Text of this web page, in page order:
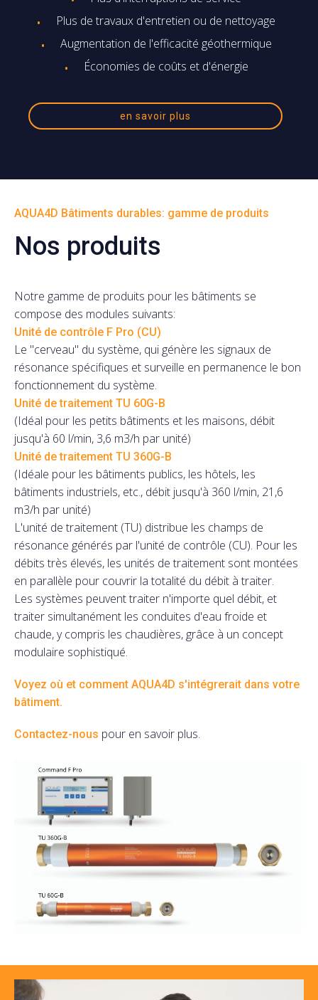
Plus de travaux d'entretien ou de nettoyage
Augmentation de l'efficacité géothermique
Économies de coûts et d'énergie
en savoir plus
AQUA4D Bâtiments durables: gamme de produits
Nos produits
Notre gamme de produits pour les bâtiments se
compose des modules suivants:
Unité de contrôle F Pro (CU)
Le "cerveau" du système, qui génère les signaux de
résonance spécifiques et surveille en permanence le bon
fonctionnement du système.
Unité de traitement TU 60G-B
(Idéal pour les petits bâtiments et les maisons, débit
jusqu'à 60 l/min, 3,6 m3/h par unité)
Unité de traitement TU 360G-B
(Idéale pour les bâtiments publics, les hôtels, les
bâtiments industriels, etc., débit jusqu'à 360 l/min, 21,6
m3/h par unité)
L'unité de traitement (TU) distribue les champs de
résonance générés par l'unité de contrôle (CU). Pour les
débits très élevés, les unités de traitement sont montées
en parallèle pour couvrir la totalité du débit à traiter.
Les systèmes peuvent traiter n'importe quel débit, et
traiter simultanément les conduites d'eau froide et
chaude, y compris les chaudières, grâce à un concept
modulaire sophistiqué.
Voyez où et comment AQUA4D s'intégrerait dans votre
bâtiment.
Contactez-nous pour en savoir plus.